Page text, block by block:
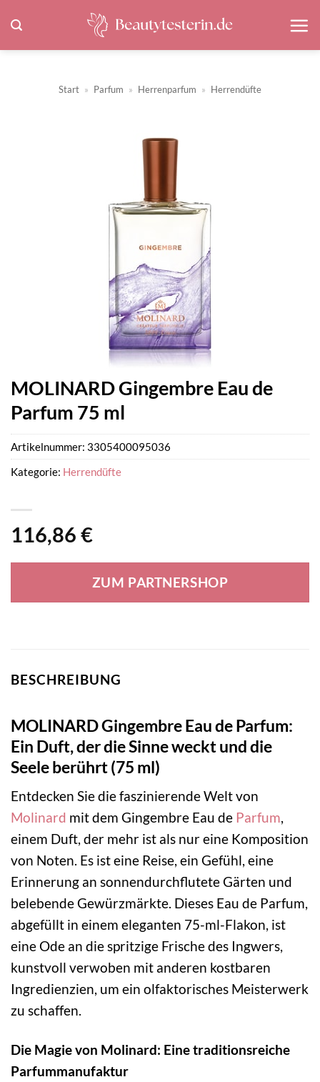
Inhalt
springen
Start » Parfum » Herrenparfum » Herrendüfte
MOLINARD Gingembre Eau de
Parfum 75 ml
116,86 €
ZUM PARTNERSHOP
Artikelnummer: 3305400095036
Kategorie: Herrendüfte
BESCHREIBUNG
MOLINARD Gingembre Eau de Parfum:
Ein Duft, der die Sinne weckt und die
Seele berührt (75 ml)
Entdecken Sie die faszinierende Welt von
Molinard mit dem Gingembre Eau de Parfum,
einem Duft, der mehr ist als nur eine Komposition
von Noten. Es ist eine Reise, ein Gefühl, eine
Erinnerung an sonnendurchflutete Gärten und
belebende Gewürzmärkte. Dieses Eau de Parfum,
abgefüllt in einem eleganten 75-ml-Flakon, ist
eine Ode an die spritzige Frische des Ingwers,
kunstvoll verwoben mit anderen kostbaren
Ingredienzien, um ein olfaktorisches Meisterwerk
zu schaffen.
Die Magie von Molinard: Eine traditionsreiche
Parfummanufaktur